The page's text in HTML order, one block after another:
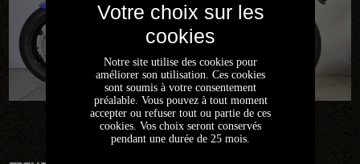
Notre site utilise des cookies pour
améliorer son utilisation. Ces cookies
sont soumis à votre consentement
préalable. Vous pouvez à tout moment
accepter ou refuser tout ou partie de ces
cookies. Vos choix seront conservés
pendant une durée de 25 mois.